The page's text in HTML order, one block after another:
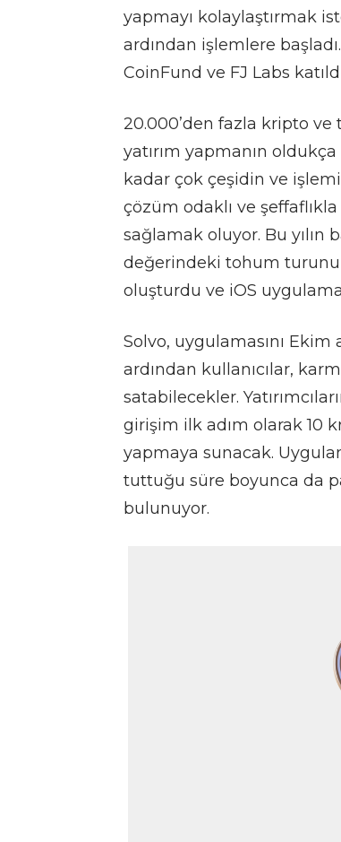
yapmayı kolaylaştırmak
ardından işlemlere
CoinFund ve FJ Labs
20.000’den fazla kripto ve
yatırım yapmanın
kadar çok çeşidin ve
çözüm odaklı ve
sağlamak oluyor. Bu yılın
değerindeki tohum
oluşturdu ve iOS
Solvo, uygulamasını Ekim
ardından kullanıcılar,
satabilecekler.
girişim ilk adım olarak 10
yapmaya sunacak.
tuttuğu süre boyunca da
bulunuyor.